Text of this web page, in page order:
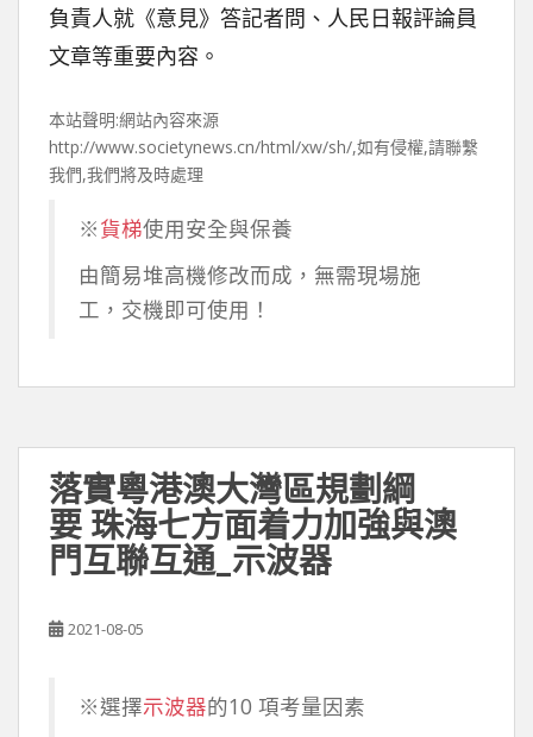
負責人就《意見》答記者問、人民日報評論員
文章等重要內容。
本站聲明:網站內容來源
http://www.societynews.cn/html/xw/sh/,如有侵權,請聯繫
我們,我們將及時處理
※貨梯使用安全與保養
由簡易堆高機修改而成，無需現場施
工，交機即可使用！
落實粵港澳大灣區規劃綱
要 珠海七方面着力加強與澳
門互聯互通_示波器
2021-08-05
※選擇示波器的10 項考量因素